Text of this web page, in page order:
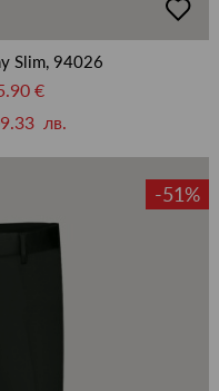
в
Slim, 94026
€
лв.
-51%